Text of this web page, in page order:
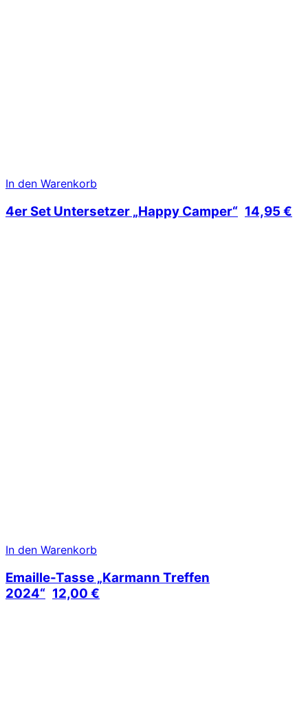
In den Warenkorb
4er Set Untersetzer „Happy Camper“ 14,95 €
In den Warenkorb
Emaille-Tasse „Karmann Treffen
2024“ 12,00 €